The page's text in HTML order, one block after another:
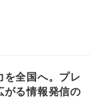
を全国へ。プレ
がる情報発信の